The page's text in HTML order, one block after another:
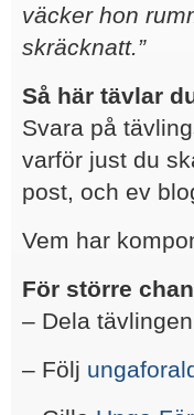
väcker hon
skräcknatt.”
Så här tävlar
Svara på
varför just du
post, och ev
Vem har
För större
– Dela
– Följ